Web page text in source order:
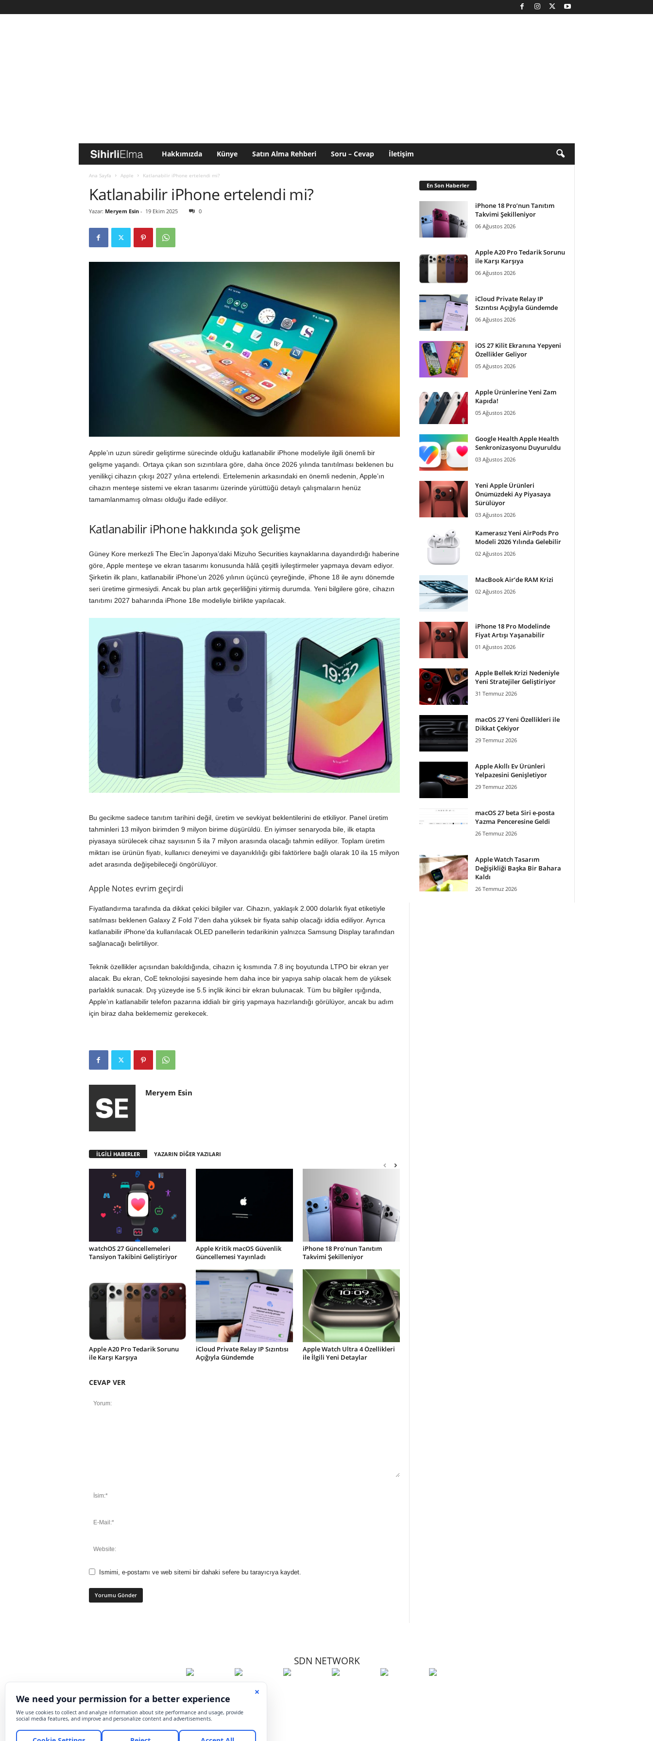
i
l
m
Hakkımızda Künye Satın Alma Rehberi Soru – Cevap İletişim
Ana Sayfa Apple Katlanabilir iPhone ertelendi mi?
Katlanabilir iPhone ertelendi mi?
Yazar: Meryem Esin- 19 Ekim 2025 0
Apple’ın uzun süredir geliştirme sürecinde olduğu katlanabilir iPhone modeliyle ilgili önemli bir
gelişme yaşandı. Ortaya çıkan son sızıntılara göre, daha önce 2026 yılında tanıtılması beklenen bu
yenilikçi cihazın çıkışı 2027 yılına ertelendi. Ertelemenin arkasındaki en önemli nedenin, Apple’ın
cihazın menteşe sistemi ve ekran tasarımı üzerinde yürüttüğü detaylı çalışmaların henüz
tamamlanmamış olması olduğu ifade ediliyor.
Katlanabilir iPhone hakkında şok gelişme
Güney Kore merkezli The Elec’in Japonya’daki Mizuho Securities kaynaklarına dayandırdığı haberine
göre, Apple menteşe ve ekran tasarımı konusunda hâlâ çeşitli iyileştirmeler yapmaya devam ediyor.
Şirketin ilk planı, katlanabilir iPhone’un 2026 yılının üçüncü çeyreğinde, iPhone 18 ile aynı dönemde
seri üretime girmesiydi. Ancak bu plan artık geçerliliğini yitirmiş durumda. Yeni bilgilere göre, cihazın
tanıtımı 2027 baharında iPhone 18e modeliyle birlikte yapılacak.
Bu gecikme sadece tanıtım tarihini değil, üretim ve sevkiyat beklentilerini de etkiliyor. Panel üretim
tahminleri 13 milyon birimden 9 milyon birime düşürüldü. En iyimser senaryoda bile, ilk etapta
piyasaya sürülecek cihaz sayısının 5 ila 7 milyon arasında olacağı tahmin ediliyor. Toplam üretim
miktarı ise ürünün fiyatı, kullanıcı deneyimi ve dayanıklılığı gibi faktörlere bağlı olarak 10 ila 15 milyon
adet arasında değişebileceği öngörülüyor.
Apple Notes evrim geçirdi
Fiyatlandırma tarafında da dikkat çekici bilgiler var. Cihazın, yaklaşık 2.000 dolarlık fiyat etiketiyle
satılması beklenen Galaxy Z Fold 7’den daha yüksek bir fiyata sahip olacağı iddia ediliyor. Ayrıca
katlanabilir iPhone’da kullanılacak OLED panellerin tedarikinin yalnızca Samsung Display tarafından
sağlanacağı belirtiliyor.
Teknik özellikler açısından bakıldığında, cihazın iç kısmında 7.8 inç boyutunda LTPO bir ekran yer
alacak. Bu ekran, CoE teknolojisi sayesinde hem daha ince bir yapıya sahip olacak hem de yüksek
parlaklık sunacak. Dış yüzeyde ise 5.5 inçlik ikinci bir ekran bulunacak. Tüm bu bilgiler ışığında,
Apple’ın katlanabilir telefon pazarına iddialı bir giriş yapmaya hazırlandığı görülüyor, ancak bu adım
için biraz daha beklememiz gerekecek.
Meryem Esin
İLGİLİ HABERLER YAZARIN DİĞER YAZILARI
watchOS 27 Güncellemeleri
Tansiyon Takibini Geliştiriyor
Apple Kritik macOS Güvenlik
Güncellemesi Yayınladı
iPhone 18 Pro’nun Tanıtım
Takvimi Şekilleniyor
Apple A20 Pro Tedarik Sorunu
ile Karşı Karşıya
iCloud Private Relay IP Sızıntısı
Açığıyla Gündemde
Apple Watch Ultra 4 Özellikleri
ile İlgili Yeni Detaylar
CEVAP VER
Ismimi, e-postamı ve web sitemi bir dahaki sefere bu tarayıcıya kaydet.
En Son Haberler
iPhone 18 Pro’nun Tanıtım
Takvimi Şekilleniyor
06 Ağustos 2026
Apple A20 Pro Tedarik Sorunu
ile Karşı Karşıya
06 Ağustos 2026
iCloud Private Relay IP
Sızıntısı Açığıyla Gündemde
06 Ağustos 2026
iOS 27 Kilit Ekranına Yepyeni
Özellikler Geliyor
05 Ağustos 2026
Apple Ürünlerine Yeni Zam
Kapıda!
05 Ağustos 2026
Google Health Apple Health
Senkronizasyonu Duyuruldu
03 Ağustos 2026
Yeni Apple Ürünleri
Önümüzdeki Ay Piyasaya
Sürülüyor
03 Ağustos 2026
Kamerasız Yeni AirPods Pro
Modeli 2026 Yılında Gelebilir
02 Ağustos 2026
MacBook Air’de RAM Krizi
02 Ağustos 2026
iPhone 18 Pro Modelinde
Fiyat Artışı Yaşanabilir
01 Ağustos 2026
Apple Bellek Krizi Nedeniyle
Yeni Stratejiler Geliştiriyor
31 Temmuz 2026
macOS 27 Yeni Özellikleri ile
Dikkat Çekiyor
29 Temmuz 2026
Apple Akıllı Ev Ürünleri
Yelpazesini Genişletiyor
29 Temmuz 2026
macOS 27 beta Siri e-posta
Yazma Penceresine Geldi
26 Temmuz 2026
Apple Watch Tasarım
Değişikliği Başka Bir Bahara
Kaldı
26 Temmuz 2026
SDN NETWORK